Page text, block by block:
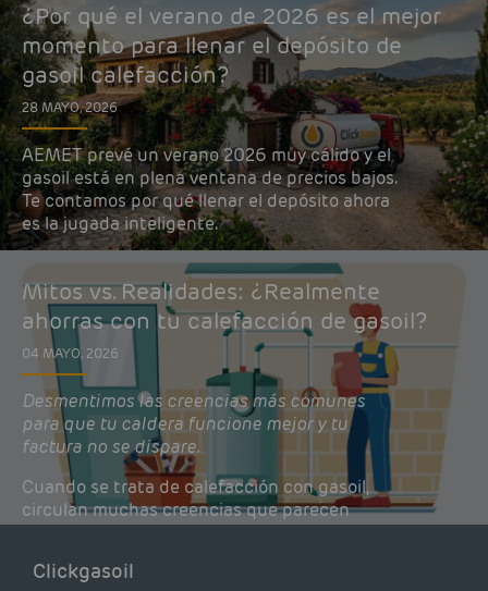
¿Por qué el verano de 2026 es el mejor
momento para llenar el depósito de
gasoil calefacción?
28 MAYO, 2026
AEMET prevé un verano 2026 muy cálido y el
gasoil está en plena ventana de precios bajos.
Te contamos por qué llenar el depósito ahora
es la jugada inteligente.
Mitos vs. Realidades: ¿Realmente
ahorras con tu calefacción de gasoil?
04 MAYO, 2026
Desmentimos las creencias más comunes
para que tu caldera funcione mejor y tu
factura no se dispare.
Cuando se trata de calefacción con gasoil,
circulan muchas creencias que parecen
lógicas pero que, en realidad, pueden estar
de tu caldera. Pocas se contrastan con lo que
Clickgasoil